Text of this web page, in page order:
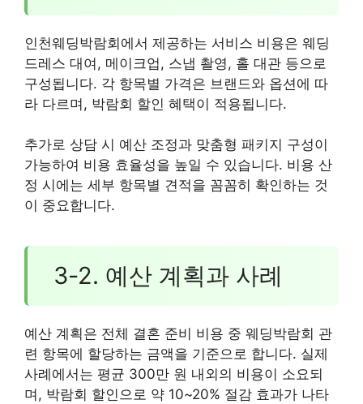
인천웨딩박람회에서 제공하는 서비스 비용은 웨딩
드레스 대여, 메이크업, 스냅 촬영, 홀 대관 등으로
구성됩니다. 각 항목별 가격은 브랜드와 옵션에 따
라 다르며, 박람회 할인 혜택이 적용됩니다.
추가로 상담 시 예산 조정과 맞춤형 패키지 구성이
가능하여 비용 효율성을 높일 수 있습니다. 비용 산
정 시에는 세부 항목별 견적을 꼼꼼히 확인하는 것
이 중요합니다.
3-2. 예산 계획과 사례
예산 계획은 전체 결혼 준비 비용 중 웨딩박람회 관
련 항목에 할당하는 금액을 기준으로 합니다. 실제
사례에서는 평균 300만 원 내외의 비용이 소요되
며, 박람회 할인으로 약 10~20% 절감 효과가 나타